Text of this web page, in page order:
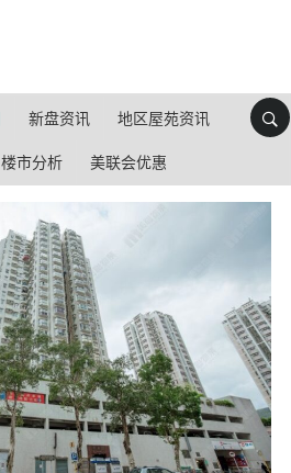
新盘资讯 地区屋苑资讯
楼市分析 美联会优惠